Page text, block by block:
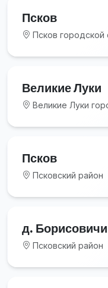
Псков
Псков городской
Великие Луки
Великие Луки
Псков
Псковский район
д. Борисовичи
Псковский район